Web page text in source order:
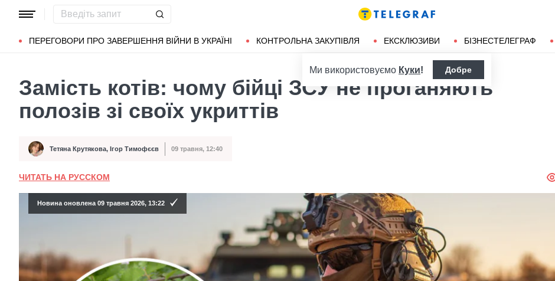
ПЕРЕГОВОРИ ПРО ЗАВЕРШЕННЯ ВІЙНИ В УКРАЇНІ КОНТРОЛЬНА ЗАКУПІВЛЯ ЕКСКЛЮЗИВИ БІЗНЕСТЕЛЕГРАФ
Популярні запити Маріуполь Донбас
Ми використовуємо Куки! Добре
Замість котів: чому бійці ЗСУ не проганяють
полозів зі своїх укриттів
Автор Тетяна Крутякова, Ігор Тимофєєв
Дата публікації 09 травня, 12:40
ЧИТАТЬ НА РУССКОМ
Новина оновлена 09 травня 2026, 13:22